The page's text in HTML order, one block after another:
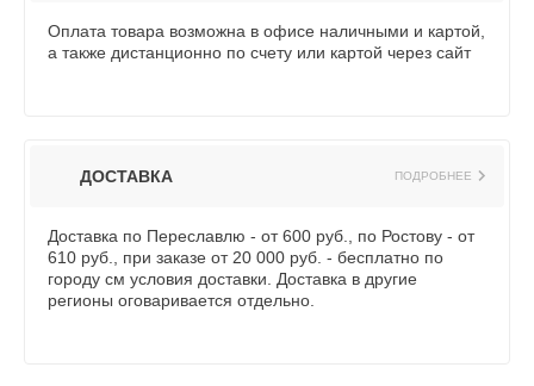
Оплата товара возможна в офисе наличными и картой,
а также дистанционно по счету или картой через сайт
ДОСТАВКА ПОДРОБНЕЕ
Доставка по Переславлю - от 600 руб., по Ростову - от
610 руб., при заказе от 20 000 руб. - бесплатно по
городу см условия доставки. Доставка в другие
регионы оговаривается отдельно.